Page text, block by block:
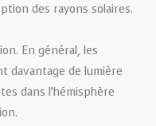
des rayons solaires.
En général, les
davantage de lumière
dans l’hémisphère